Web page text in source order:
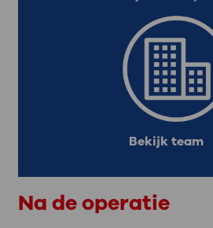
Bekijk team
Na de operatie